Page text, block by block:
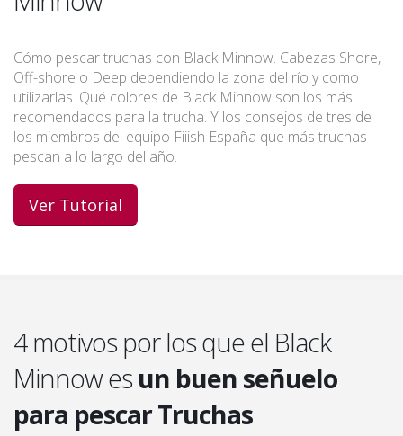
Cómo pescar truchas con Black Minnow. Cabezas Shore,
Off-shore o Deep dependiendo la zona del río y como
utilizarlas. Qué colores de Black Minnow son los más
recomendados para la trucha. Y los consejos de tres de
los miembros del equipo Fiiish España que más truchas
pescan a lo largo del año.
Ver Tutorial
4 motivos por los que el Black
Minnow es un buen señuelo
para pescar Truchas